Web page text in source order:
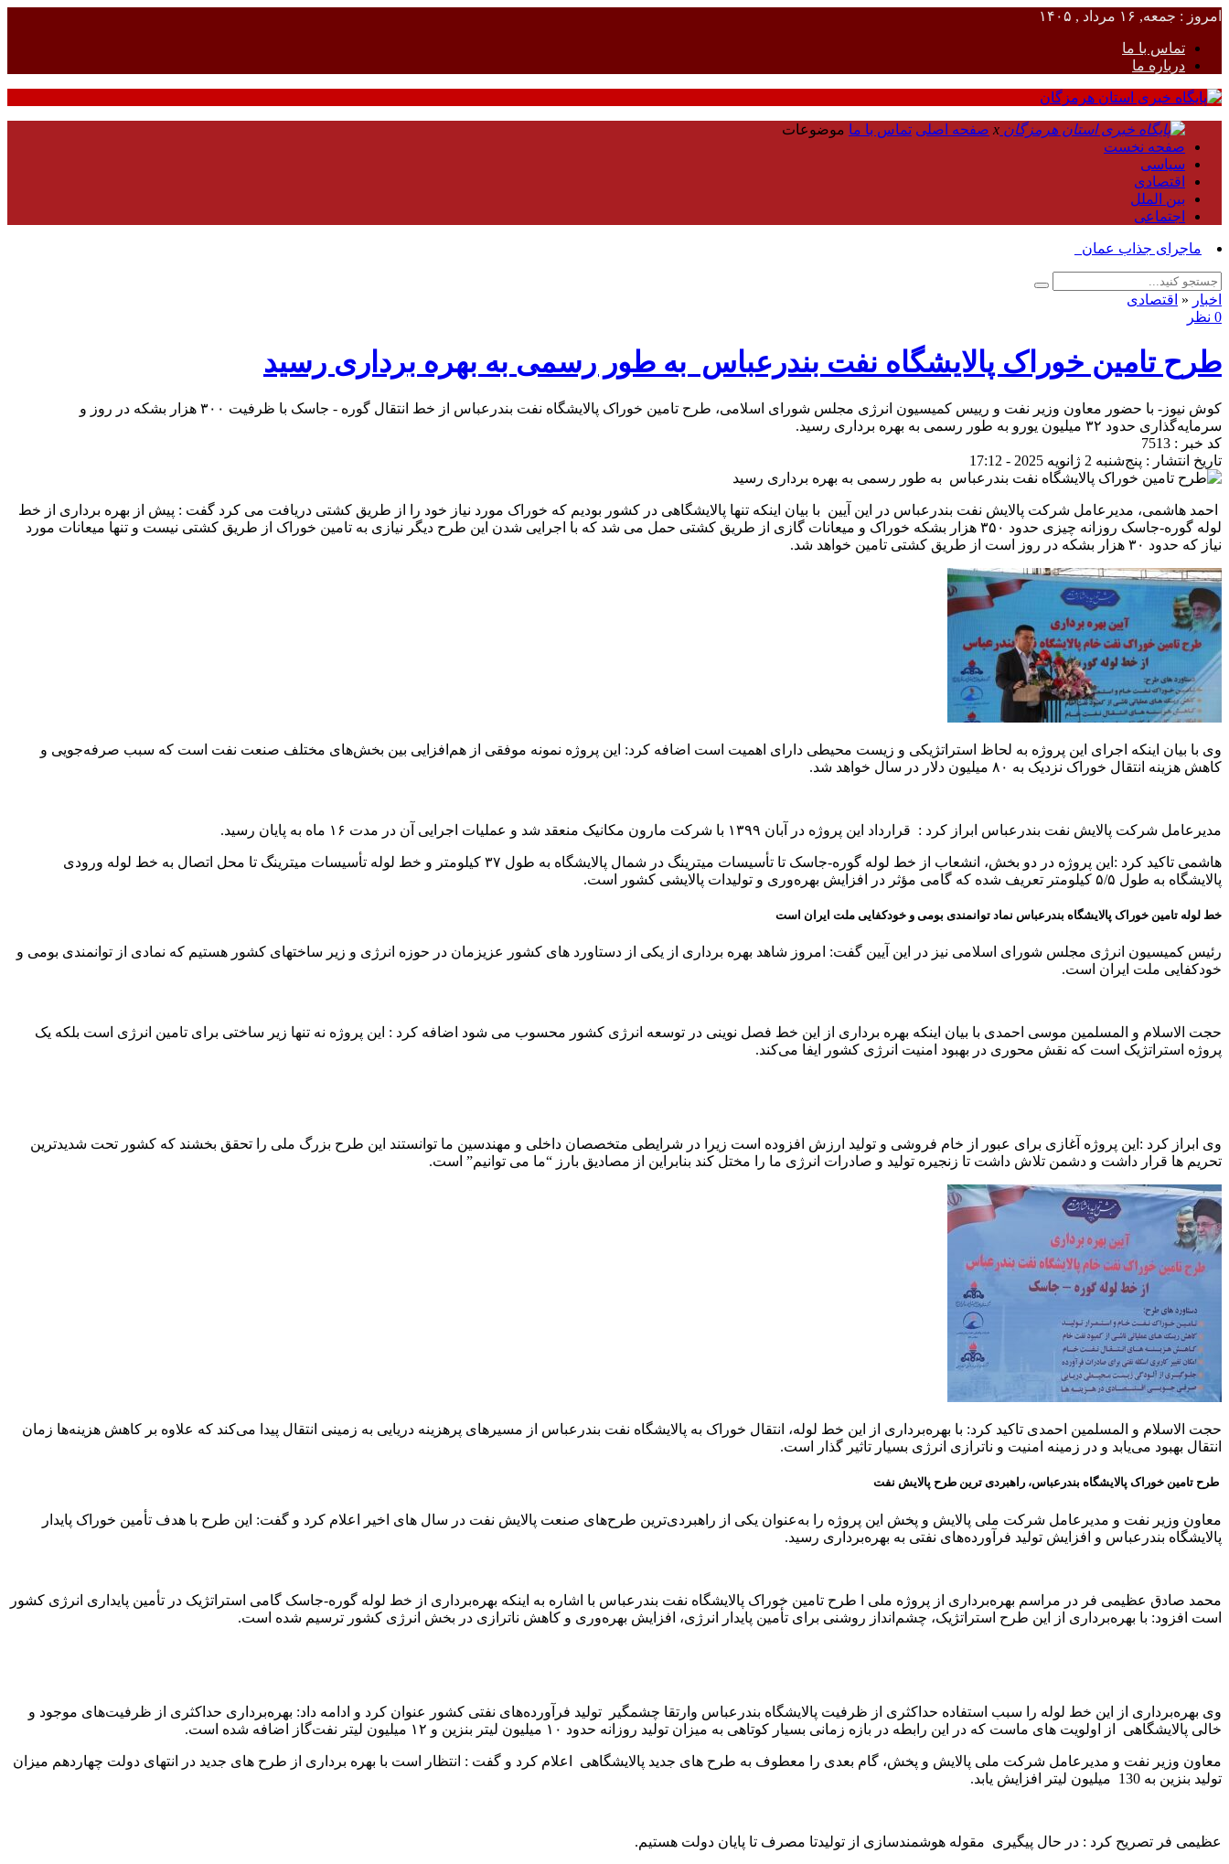
امروز : جمعه, ۱۶ مرداد , ۱۴۰۵
تماس با ما
درباره ما
x صفحه اصلی تماس با ما موضوعات
صفحه نخست
سیاسی
اقتصادی
بین الملل
اجتماعی
ماجرای جذاب عمان_
اخبار « اقتصادی
0 نظر
طرح تامین خوراک پالایشگاه نفت بندرعباس به طور رسمی به بهره برداری رسید
کوش نیوز- با حضور معاون وزیر نفت و رییس کمیسیون انرژی مجلس شورای اسلامی، طرح تامین خوراک پالایشگاه نفت بندرعباس از خط انتقال گوره - جاسک با ظرفیت ۳۰۰ هزار بشکه در روز و
سرمایه‌گذاری حدود ۳۲ میلیون یورو به طور رسمی به بهره برداری رسید.
کد خبر : 7513
تاریخ انتشار : پنج‌شنبه 2 ژانویه 2025 - 17:12
احمد هاشمی، مدیرعامل شرکت پالایش نفت بندرعباس در این آیین با بیان اینکه تنها پالایشگاهی در کشور بودیم که خوراک مورد نیاز خود را از طریق کشتی دریافت می کرد گفت : پیش از بهره برداری از خط
لوله گوره-جاسک روزانه چیزی حدود ۳۵۰ هزار بشکه خوراک و میعانات گازی از طریق کشتی حمل می شد‌ که با اجرایی شدن این طرح دیگر نیازی به تامین خوراک از طریق کشتی نیست و تنها میعانات مورد
نیاز که حدود ۳۰ هزار بشکه در روز است از طریق کشتی تامین خواهد شد.
وی با بیان اینکه اجرای این پروژه به لحاظ استراتژیکی و زیست محیطی دارای اهمیت است اضافه کرد: این پروژه نمونه موفقی از هم‌افزایی بین بخش‌های مختلف صنعت نفت است که سبب صرفه‌جویی و
کاهش هزینه انتقال خوراک نزدیک به ۸۰ میلیون دلار در سال خواهد شد.
مدیرعامل شرکت پالایش نفت بندرعباس ابراز کرد : قرارداد این پروژه در آبان ۱۳۹۹ با شرکت مارون مکانیک منعقد شد و عملیات اجرایی آن در مدت ۱۶ ماه به پایان رسید.
هاشمی تاکید کرد :این پروژه در دو بخش، انشعاب از خط لوله گوره-جاسک تا تأسیسات میترینگ در شمال پالایشگاه به طول ۳۷ کیلومتر و خط لوله تأسیسات میترینگ تا محل اتصال به خط لوله ورودی
پالایشگاه به طول ۵/۵ کیلومتر تعریف شده که گامی مؤثر در افزایش بهره‌وری و تولیدات پالایشی کشور است.
خط لوله تامین خوراک پالایشگاه بندرعباس نماد توانمندی بومی و خودکفایی ملت ایران است
رئیس کمیسیون انرژی مجلس شورای اسلامی نیز در این آیین گفت: امروز شاهد بهره برداری از یکی از دستاورد های کشور عزیزمان در حوزه انرژی و زیر ساختهای کشور هستیم که نمادی از توانمندی بومی و
خودکفایی ملت ایران است.
حجت الاسلام و المسلمین موسی احمدی با بیان اینکه بهره برداری از این خط فصل نوینی در توسعه انرژی کشور محسوب می شود اضافه کرد : این پروژه نه تنها زیر ساختی برای تامین انرژی است بلکه یک
پروژه استراتژیک است که نقش محوری در بهبود امنیت انرژی کشور ایفا می‌کند.
وی ابراز کرد :این پروژه آغازی برای عبور از خام فروشی و تولید ارزش افزوده است زیرا در شرایطی متخصصان داخلی و مهندسین ما توانستند این طرح بزرگ ملی را تحقق بخشند که کشور تحت شدیدترین
تحریم ها قرار داشت و دشمن تلاش داشت تا زنجیره تولید و صادرات انرژی ما را مختل کند بنابراین از مصادیق بارز “ما می توانیم” است.
حجت الاسلام و المسلمین احمدی تاکید کرد: با بهره‌برداری از این خط لوله، انتقال خوراک به پالایشگاه نفت بندرعباس از مسیرهای پرهزینه دریایی به زمینی انتقال پیدا می‌کند که علاوه بر کاهش هزینه‌ها زمان
انتقال بهبود می‌یابد و در زمینه امنیت و ناترازی انرژی بسیار تاثیر گذار است.
طرح تامین خوراک پالایشگاه بندرعباس، راهبردی ترین طرح پالایش نفت
معاون وزیر نفت و مدیرعامل شرکت ملی پالایش و پخش این پروژه را به‌عنوان یکی از راهبردی‌ترین طرح‌های صنعت پالایش نفت در سال های اخیر اعلام کرد و گفت: این طرح با هدف تأمین خوراک پایدار
پالایشگاه بندرعباس و افزایش تولید فرآورده‌های نفتی به بهره‌برداری رسید.
محمد صادق عظیمی فر در مراسم بهره‌برداری از پروژه ملی ا طرح تامین خوراک پالایشگاه نفت بندرعباس با اشاره به اینکه بهره‌برداری از خط لوله گوره-جاسک گامی استراتژیک در تأمین پایداری انرژی کشور
است افزود: با بهره‌برداری از این طرح استراتژیک، چشم‌انداز روشنی برای تأمین پایدار انرژی، افزایش بهره‌وری و کاهش ناترازی در بخش انرژی کشور ترسیم شده است.
وی بهره‌برداری از این خط لوله را سبب استفاده حداکثری از ظرفیت پالایشگاه بندرعباس وارتقا چشمگیر تولید فرآورده‌های نفتی کشور عنوان کرد و ادامه داد: بهره‌برداری حداکثری از ظرفیت‌های موجود و
خالی پالایشگاهی از اولویت های ماست که در این رابطه در بازه زمانی بسیار کوتاهی به میزان تولید روزانه حدود ۱۰ میلیون لیتر بنزین و ۱۲ میلیون لیتر نفت‌گاز اضافه شده است.
معاون وزیر نفت و مدیرعامل شرکت ملی پالایش و پخش، گام بعدی را معطوف به طرح های جدید پالایشگاهی اعلام کرد و گفت : انتظار است با بهره برداری از طرح های جدید در انتهای دولت چهاردهم میزان
تولید بنزین به 130 میلیون لیتر افزایش یابد.
عظیمی فر تصریح کرد : در حال پیگیری مقوله‌ هوشمندسازی از تولیدتا مصرف تا پایان دولت هستیم.